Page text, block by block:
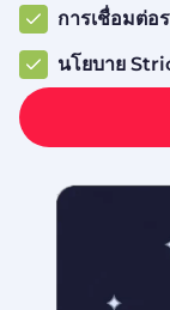
การเชื่อมต่อ
นโยบาย